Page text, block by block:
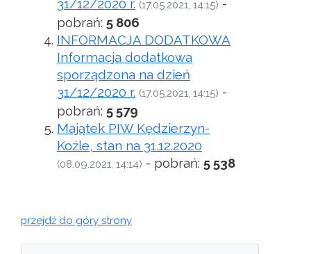
31/12/2020 r. (17.05.2021, 14:15) -
pobrań: 5 806
INFORMACJA DODATKOWA
Informacja dodatkowa
sporządzona na dzień
31/12/2020 r. (17.05.2021, 14:15) -
pobrań: 5 579
Majątek PIW Kędzierzyn-
Koźle, stan na 31.12.2020
(08.09.2021, 14:14) - pobrań: 5 538
przejdź do góry strony